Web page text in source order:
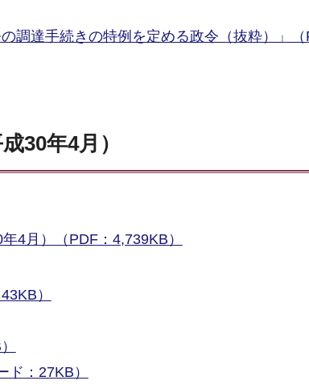
調達手続きの特例を定める政令（抜粋）」
30年4月）
4月）（PDF：4,739KB）
）
：27KB）